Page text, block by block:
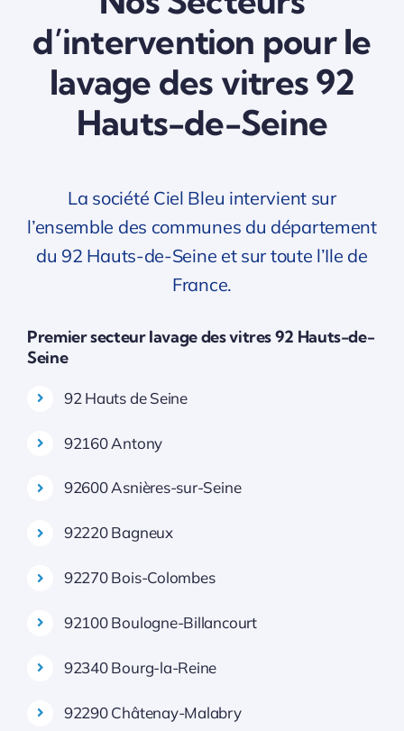
d’intervention pour le
lavage des vitres 92
Hauts-de-Seine
La société Ciel Bleu intervient sur
l’ensemble des communes du département
du 92 Hauts-de-Seine et sur toute l’Ile de
France.
Premier secteur lavage des vitres 92 Hauts-de-
Seine
92 Hauts de Seine
92160 Antony
92600 Asnières-sur-Seine
92220 Bagneux
92270 Bois-Colombes
92100 Boulogne-Billancourt
92340 Bourg-la-Reine
92290 Châtenay-Malabry